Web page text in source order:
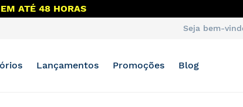
ATÉ 48 HORAS
Seja bem-
Lançamentos Promoções Blog